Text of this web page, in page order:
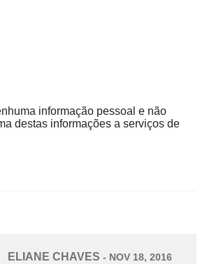
BROOKSFIELD JÚNIOR
CAMICADO
informação pessoal e não
destas informações a serviços de
ELIANE CHAVES - NOV 18, 2016